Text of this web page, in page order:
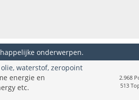
onderwerpen.
waterstof, zeropoint
energie en
etc.
2.968
513